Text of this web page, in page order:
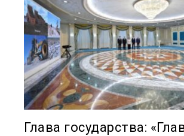
Глава государства: